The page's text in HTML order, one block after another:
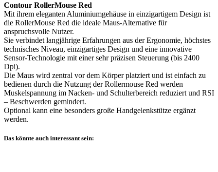
Contour RollerMouse Red
Mit ihrem eleganten Aluminiumgehäuse in einzigartigem Design ist
die RollerMouse Red die ideale Maus-Alternative für
anspruchsvolle Nutzer.
Sie verbindet langjährige Erfahrungen aus der Ergonomie, höchstes
technisches Niveau, einzigartiges Design und eine innovative
Sensor-Technologie mit einer sehr präzisen Steuerung (bis 2400
Dpi).
Die Maus wird zentral vor dem Körper platziert und ist einfach zu
bedienen durch die Nutzung der Rollermouse Red werden
Muskelspannung im Nacken- und Schulterbereich reduziert und RSI
– Beschwerden gemindert.
Optional kann eine besonders große Handgelenkstütze ergänzt
werden.
Das könnte auch interessant sein: